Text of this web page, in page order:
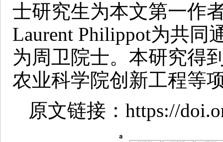
士研究生为本文第一作
Laurent Philippot为共同
为周卫院士。本研究得
农业科学院创新工程等
原文链接：https://